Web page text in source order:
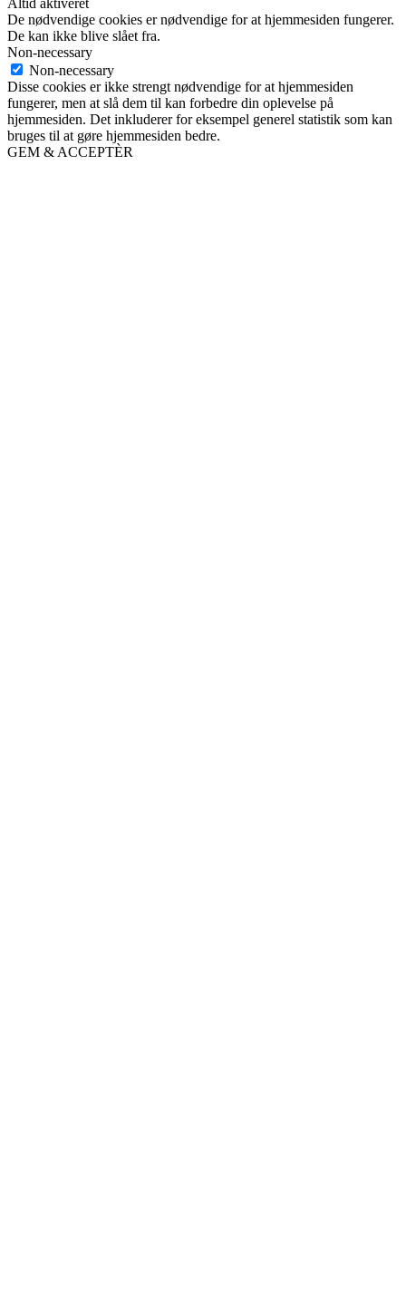
De nødvendige cookies er nødvendige for at hjemmesiden fungerer.
De kan ikke blive slået fra.
Non-necessary
Non-necessary
Disse cookies er ikke strengt nødvendige for at hjemmesiden
fungerer, men at slå dem til kan forbedre din oplevelse på
hjemmesiden. Det inkluderer for eksempel generel statistik som kan
bruges til at gøre hjemmesiden bedre.
GEM & ACCEPTÈR